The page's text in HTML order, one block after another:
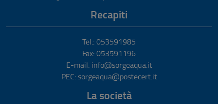
Recapiti
Tel.: 053591985
Fax: 053591196
E-mail: info@sorgeaqua.it
PEC: sorgeaqua@postecert.it
La società